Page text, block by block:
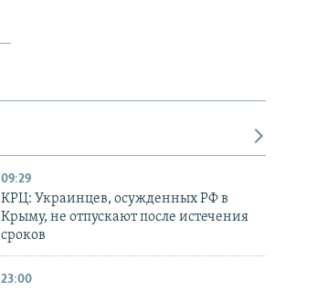
09:29
КРЦ: Украинцев, осужденных РФ в
Крыму, не отпускают после истечения
сроков
23:00